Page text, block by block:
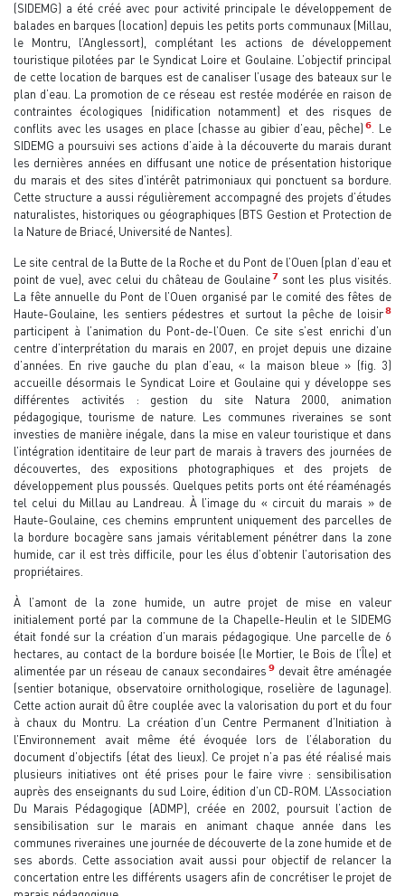
(SIDEMG) a été créé avec pour activité principale le développement de
balades en barques (location) depuis les petits ports communaux (Millau,
le Montru, l’Anglessort), complétant les actions de développement
touristique pilotées par le Syndicat Loire et Goulaine. L’objectif principal
de cette location de barques est de canaliser l’usage des bateaux sur le
plan d’eau. La promotion de ce réseau est restée modérée en raison de
contraintes écologiques (nidification notamment) et des risques de
conflits avec les usages en place (chasse au gibier d’eau, pêche) 6. Le
SIDEMG a poursuivi ses actions d’aide à la découverte du marais durant
les dernières années en diffusant une notice de présentation historique
du marais et des sites d’intérêt patrimoniaux qui ponctuent sa bordure.
Cette structure a aussi régulièrement accompagné des projets d’études
naturalistes, historiques ou géographiques (BTS Gestion et Protection de
la Nature de Briacé, Université de Nantes).
Le site central de la Butte de la Roche et du Pont de l’Ouen (plan d’eau et
point de vue), avec celui du château de Goulaine 7 sont les plus visités.
La fête annuelle du Pont de l’Ouen organisé par le comité des fêtes de
Haute-Goulaine, les sentiers pédestres et surtout la pêche de loisir8
participent à l’animation du Pont-de-l’Ouen. Ce site s’est enrichi d’un
centre d’interprétation du marais en 2007, en projet depuis une dizaine
d’années. En rive gauche du plan d’eau, « la maison bleue » (fig. 3)
accueille désormais le Syndicat Loire et Goulaine qui y développe ses
différentes activités : gestion du site Natura 2000, animation
pédagogique, tourisme de nature. Les communes riveraines se sont
investies de manière inégale, dans la mise en valeur touristique et dans
l’intégration identitaire de leur part de marais à travers des journées de
découvertes, des expositions photographiques et des projets de
développement plus poussés. Quelques petits ports ont été réaménagés
tel celui du Millau au Landreau. À l’image du « circuit du marais » de
Haute-Goulaine, ces chemins empruntent uniquement des parcelles de
la bordure bocagère sans jamais véritablement pénétrer dans la zone
humide, car il est très difficile, pour les élus d’obtenir l’autorisation des
propriétaires.
À l’amont de la zone humide, un autre projet de mise en valeur
initialement porté par la commune de la Chapelle-Heulin et le SIDEMG
était fondé sur la création d’un marais pédagogique. Une parcelle de 6
hectares, au contact de la bordure boisée (le Mortier, le Bois de l’Île) et
alimentée par un réseau de canaux secondaires 9 devait être aménagée
(sentier botanique, observatoire ornithologique, roselière de lagunage).
Cette action aurait dû être couplée avec la valorisation du port et du four
à chaux du Montru. La création d’un Centre Permanent d’Initiation à
l’Environnement avait même été évoquée lors de l’élaboration du
document d’objectifs (état des lieux). Ce projet n’a pas été réalisé mais
plusieurs initiatives ont été prises pour le faire vivre : sensibilisation
auprès des enseignants du sud Loire, édition d’un CD-ROM. L’Association
Du Marais Pédagogique (ADMP), créée en 2002, poursuit l’action de
sensibilisation sur le marais en animant chaque année dans les
communes riveraines une journée de découverte de la zone humide et de
ses abords. Cette association avait aussi pour objectif de relancer la
concertation entre les différents usagers afin de concrétiser le projet de